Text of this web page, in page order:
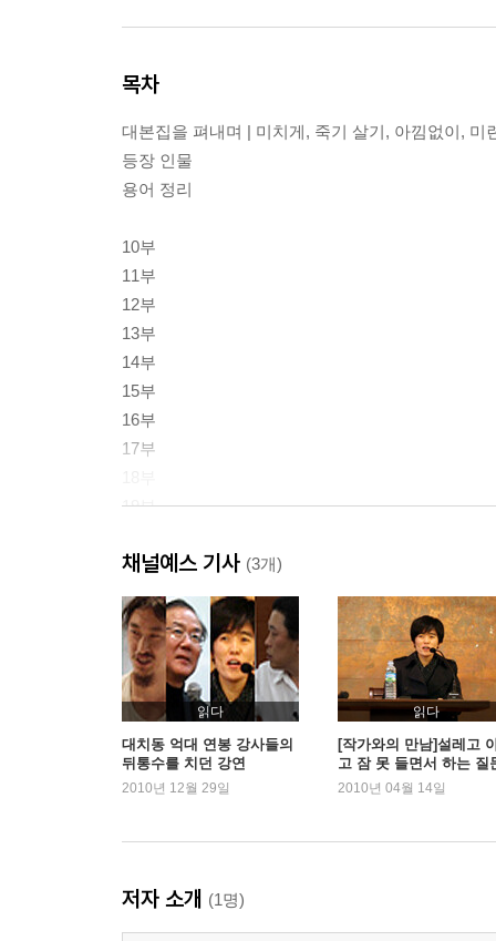
목차
대본집을 펴내며 | 미치게, 죽기 살기, 아낌없이, 미
등장 인물
용어 정리
10부
11부
12부
13부
14부
15부
16부
17부
19부
부록_ 「거짓말」을 바라보는 언론의 시선
채널예스 기사 (3개)
읽다
대치동 억대 연봉 강사들의
뒤통수를 치던 강연
2010년 12월 29일
읽다
[작가와의 만남]설레고
고 잠 못 들면서 하는 질
사랑이 있어? - 『거짓
2010년 04월 14일
저자 소개 (1명)